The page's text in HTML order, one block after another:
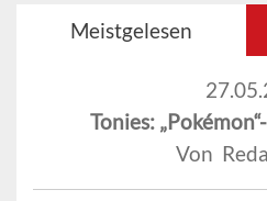
Meistgelesen
Tonies:
Von